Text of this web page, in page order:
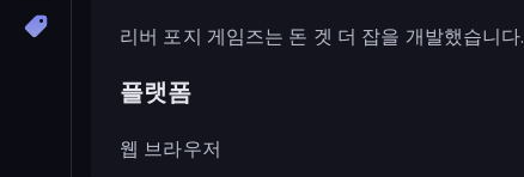
리버 포지 게임즈는 돈 겟 더 잡을 개발했습니다.
플랫폼
웹 브라우저